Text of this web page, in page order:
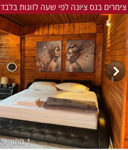
צימרים בנס ציונה לפי שעה לזוגות בלבד
1מתוך 9